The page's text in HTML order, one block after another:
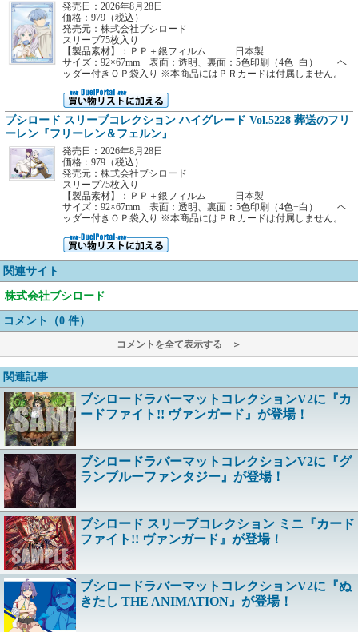
発売日：2026年8月28日
価格：979（税込）
発売元：株式会社ブシロード
スリーブ75枚入り
【製品素材】：ＰＰ＋銀フィルム 日本製
サイズ：92×67mm 表面：透明、裏面：5色印刷（4色+白） ヘ
ッダー付きＯＰ袋入り ※本商品にはＰＲカードは付属しません。
ブシロード スリーブコレクション ハイグレード Vol.5228 葬送のフリ
ーレン『フリーレン＆フェルン』
発売日：2026年8月28日
価格：979（税込）
発売元：株式会社ブシロード
スリーブ75枚入り
【製品素材】：ＰＰ＋銀フィルム 日本製
サイズ：92×67mm 表面：透明、裏面：5色印刷（4色+白） ヘ
ッダー付きＯＰ袋入り ※本商品にはＰＲカードは付属しません。
関連サイト
株式会社ブシロード
コメント（0 件）
コメントを全て表示する ＞
関連記事
ブシロードラバーマットコレクションV2に『カ
ードファイト!! ヴァンガード』が登場！
ブシロードラバーマットコレクションV2に『グ
ランブルーファンタジー』が登場！
ブシロード スリーブコレクション ミニ『カード
ファイト!! ヴァンガード』が登場！
ブシロードラバーマットコレクションV2に『ぬ
きたし THE ANIMATION』が登場！